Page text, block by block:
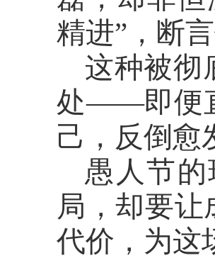
精进”，断
这种被彻
处——即便
己，反倒愈
愚人节
局，却要
代价，为这